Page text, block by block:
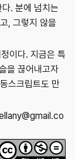
. 분에 넘치는
, 그렇지 않을
이다. 지금은 특
을 끊어내고자
스크립트도 만